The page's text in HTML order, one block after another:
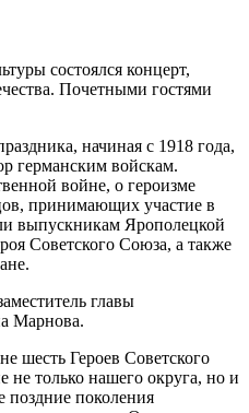
состоялся концерт,
Почетными гостями
начиная с 1918 года,
германским войскам.
войне, о героизме
принимающих участие в
выпускникам Ярополецкой
Советского Союза, а также
главы
Марнова.
шесть Героев Советского
только нашего округа, но и
поздние поколения